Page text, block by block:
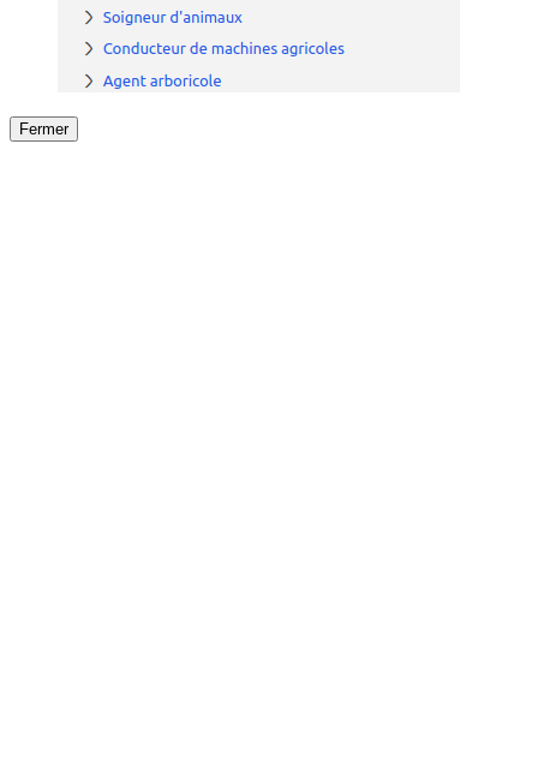
Fermer